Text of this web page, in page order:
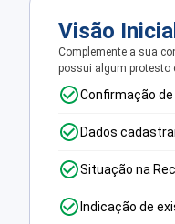
Visão Inicial
Complemente a sua
possui algum protesto
Confirmação
Dados
Situação na
Indicação de